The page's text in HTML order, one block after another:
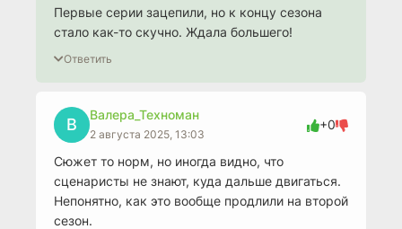
Первые серии зацепили, но к концу сезона
стало как-то скучно. Ждала большего!
Ответить
В
Валера_Техноман
2 августа 2025, 13:03
+0
Сюжет то норм, но иногда видно, что
сценаристы не знают, куда дальше двигаться.
Непонятно, как это вообще продлили на второй
сезон.